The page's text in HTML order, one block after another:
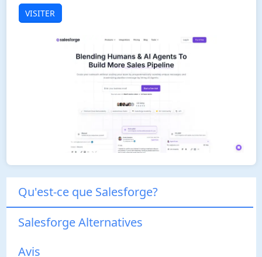
VISITER
Qu'est-ce que Salesforge?
Salesforge Alternatives
Avis